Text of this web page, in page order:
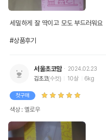
세밀하게 잘 딱이고 모도 부드러워요
#상품후기
서울초코맘
2024.02.23
김초코(수컷) 10살 6kg
첫구매
색상 : 옐로우